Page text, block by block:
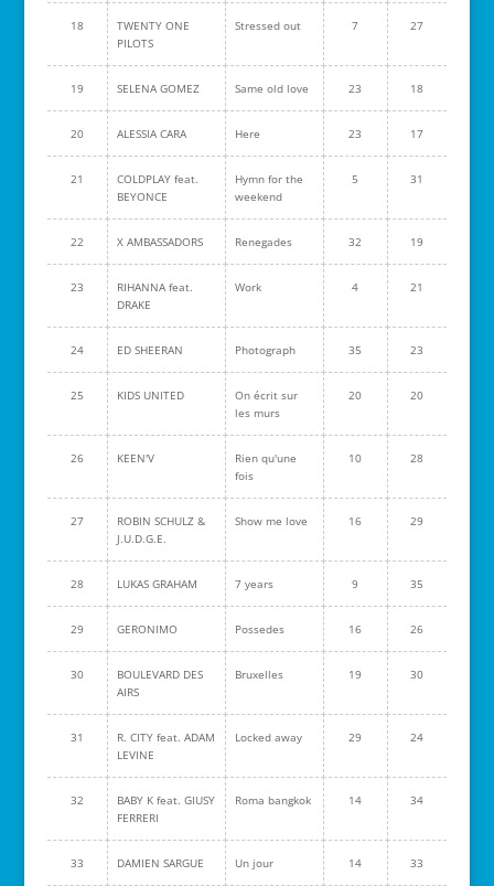
18
TWENTY ONE
PILOTS
Stressed out 7 27
19 SELENA GOMEZ Same old love 23 18
20 ALESSIA CARA Here 23 17
21
COLDPLAY feat.
BEYONCE
Hymn for the
weekend
5 31
22 X AMBASSADORS Renegades 32 19
23
RIHANNA feat.
DRAKE
Work 4 21
24 ED SHEERAN Photograph 35 23
25 KIDS UNITED
On écrit sur
les murs
20 20
26 KEEN'V
Rien qu'une
fois
10 28
27
ROBIN SCHULZ &
J.U.D.G.E.
Show me love 16 29
28 LUKAS GRAHAM 7 years 9 35
29 GERONIMO Possedes 16 26
30
BOULEVARD DES
AIRS
Bruxelles 19 30
31
R. CITY feat. ADAM
LEVINE
Locked away 29 24
32
BABY K feat. GIUSY
FERRERI
Roma bangkok 14 34
33 DAMIEN SARGUE Un jour 14 33